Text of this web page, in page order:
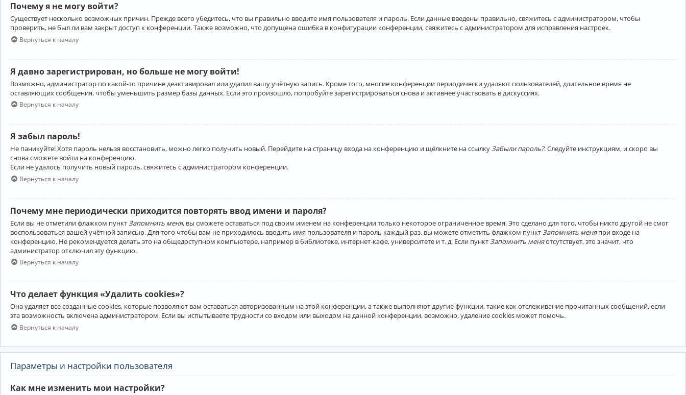
Почему я не могу войти?
Существует несколько возможных причин. Прежде всего убедитесь, что вы правильно вводите имя пользователя и пароль. Если данные введены правильно, свяжитесь с администратором, чтобы
проверить, не был ли вам закрыт доступ к конференции. Также возможно, что допущена ошибка в конфигурации конференции, свяжитесь с администратором для исправления настроек.
Вернуться к началу
Я давно зарегистрирован, но больше не могу войти!
Возможно, администратор по какой-то причине деактивировал или удалил вашу учётную запись. Кроме того, многие конференции периодически удаляют пользователей, длительное время не
оставляющих сообщения, чтобы уменьшить размер базы данных. Если это произошло, попробуйте зарегистрироваться снова и активнее участвовать в дискуссиях.
Вернуться к началу
Я забыл пароль!
Не паникуйте! Хотя пароль нельзя восстановить, можно легко получить новый. Перейдите на страницу входа на конференцию и щёлкните на ссылкуЗабыли пароль?. Следуйте инструкциям, и скоро вы
снова сможете войти на конференцию.
Если не удалось получить новый пароль, свяжитесь с администратором конференции.
Вернуться к началу
Почему мне периодически приходится повторять ввод имени и пароля?
Если вы не отметили флажком пункт Запомнить меня, вы сможете оставаться под своим именем на конференции только некоторое ограниченное время. Это сделано для того, чтобы никто другой не смог
воспользоваться вашей учётной записью. Для того чтобы вам не приходилось вводить имя пользователя и пароль каждый раз, вы можете отметить флажком пункт Запомнить меняпри входе на
конференцию. Не рекомендуется делать это на общедоступном компьютере, например в библиотеке, интернет-кафе, университете и т. д. Если пункт Запомнить меняотсутствует, это значит, что
администратор отключил эту функцию.
Вернуться к началу
Что делает функция «Удалить cookies»?
Она удаляет все созданные cookies, которые позволяют вам оставаться авторизованным на этой конференции, а также выполняют другие функции, такие как отслеживание прочитанных сообщений, если
эта возможность включена администратором. Если вы испытываете трудности со входом или выходом на данной конференции, возможно, удаление cookies может помочь.
Вернуться к началу
Параметры и настройки пользователя
Как мне изменить мои настройки?